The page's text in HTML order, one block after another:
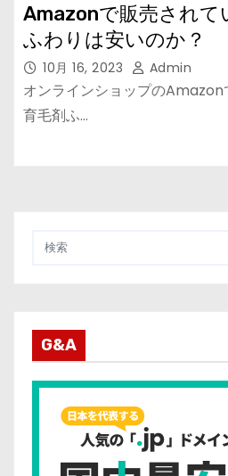
Amazonで販売されて
ふわりは安いのか？
10月 16, 2023 Admin
オンラインショップのAmazon
育毛剤ふ…
G&A